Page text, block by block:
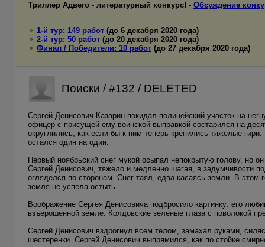
Триллер Адвего - литературный конкурс! - Обсуждение
1-й тур: 149 работ (до 6 декабря 2020 года)
2-й тур: 50 работ (до 20 декабря 2020 года)
Финал / Победители: 10 работ (до 27 декабря 2020 года)
Поиски / #132 / DELETED
Сергей Денисович Казарин покидал полицейский участок на
офицер с присущей ему воинской выправкой состарился на
округлились, как если бы к ним теперь крепились тяжелые
остался один на один.
Первый ноябрьский снег мукой осыпал непокрытую голову, но
Сергей Денисович, тяжело и медленно шагая, в задумчивости
огляделся по сторонам. Снег таял, едва касаясь земли. В этом
земля не успела остыть.
Воображение Сергея Денисовича подбросило картинку: его
взъерошенной земле. Колдовские зеленые глаза с поволокой
Сергей Денисович вздрогнул всем телом, замахал руками,
шестеренки. Сергей Денисович выпрямился, как по стойке